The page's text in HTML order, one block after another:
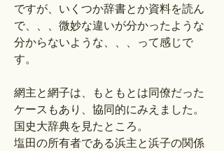
ですが、いくつか辞書とか資料を読ん
で、、、微妙な違いが分かったような
分からないような、、、って感じで
す。
網主と網子は、もともとは同僚だった
ケースもあり、協同的にみえました。
国史大辞典を見たところ。
塩田の所有者である浜主と浜子の関係